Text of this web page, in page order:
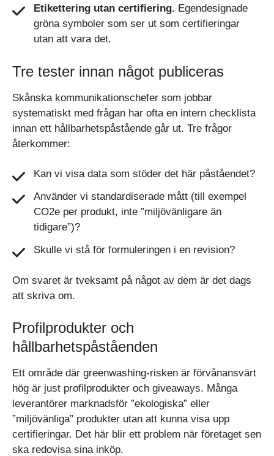
Etikettering utan certifiering. Egendesignade
gröna symboler som ser ut som certifieringar
utan att vara det.
Tre tester innan något publiceras
Skånska kommunikationschefer som jobbar
systematiskt med frågan har ofta en intern checklista
innan ett hållbarhetspåstående går ut. Tre frågor
återkommer:
Kan vi visa data som stöder det här påståendet?
Använder vi standardiserade mått (till exempel
CO2e per produkt, inte ”miljövänligare än
tidigare”)?
Skulle vi stå för formuleringen i en revision?
Om svaret är tveksamt på något av dem är det dags
att skriva om.
Profilprodukter och
hållbarhetspåståenden
Ett område där greenwashing-risken är förvånansvärt
hög är just profilprodukter och giveaways. Många
leverantörer marknadsför ”ekologiska” eller
”miljövänliga” produkter utan att kunna visa upp
certifieringar. Det här blir ett problem när företaget sen
ska redovisa sina inköp.